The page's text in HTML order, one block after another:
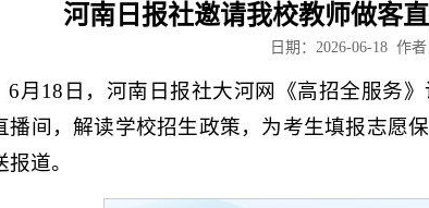
河南日报社邀请我校教师做客
日期：2026-06-18 作
6月18日，河南日报社大河网《高招全服务
播间，解读学校招生政策，为考生填报志愿
报道。